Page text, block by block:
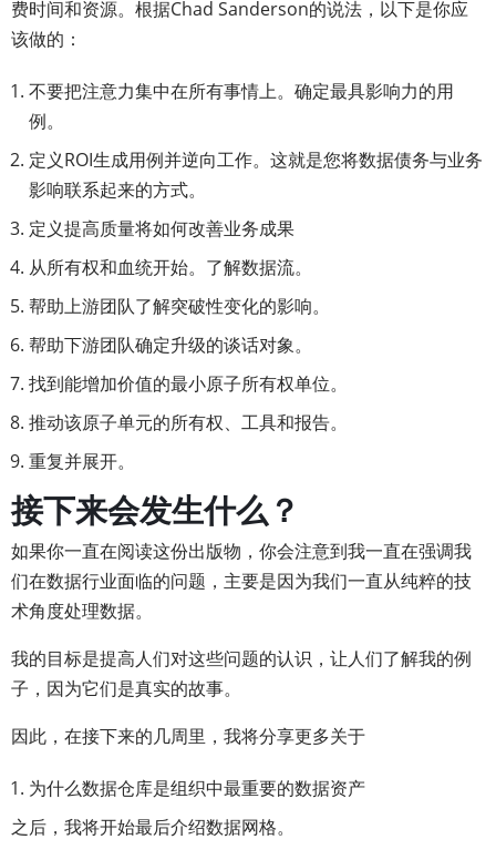
费时间和资源。根据Chad Sanderson的说法，以下是你应
该做的：
不要把注意力集中在所有事情上。确定最具影响力的用
例。
定义ROI生成用例并逆向工作。这就是您将数据债务与业务
影响联系起来的方式。
定义提高质量将如何改善业务成果
从所有权和血统开始。了解数据流。
帮助上游团队了解突破性变化的影响。
帮助下游团队确定升级的谈话对象。
找到能增加价值的最小原子所有权单位。
推动该原子单元的所有权、工具和报告。
重复并展开。
接下来会发生什么？
如果你一直在阅读这份出版物，你会注意到我一直在强调我
们在数据行业面临的问题，主要是因为我们一直从纯粹的技
术角度处理数据。
我的目标是提高人们对这些问题的认识，让人们了解我的例
子，因为它们是真实的故事。
因此，在接下来的几周里，我将分享更多关于
为什么数据仓库是组织中最重要的数据资产
之后，我将开始最后介绍数据网格。